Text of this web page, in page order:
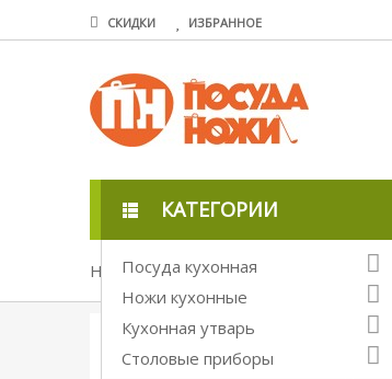
СКИДКИ ИЗБРАННОЕ
КАТЕГОРИИ
Посуда кухонная
Ножи кухонные
Кухонная утварь
Столовые приборы
Ножи кухонные Точилки для ножей